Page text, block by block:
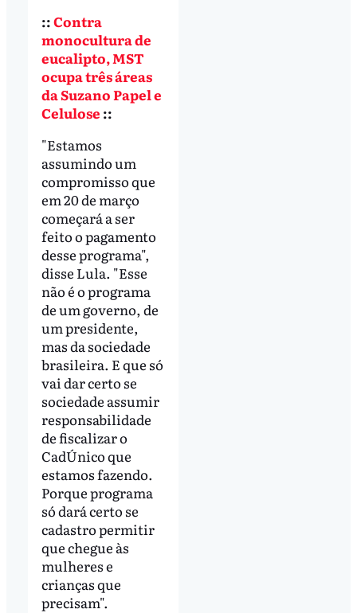
::Contra
monocultura de
eucalipto, MST
ocupa três áreas
da Suzano Papel e
Celulose ::
"Estamos
assumindo um
compromisso que
em 20 de março
começará a ser
feito o pagamento
desse programa",
disse Lula. "Esse
não é o programa
de um governo, de
um presidente,
mas da sociedade
brasileira. E que só
vai dar certo se
sociedade assumir
responsabilidade
de fiscalizar o
CadÚnico que
estamos fazendo.
Porque programa
só dará certo se
cadastro permitir
que chegue às
mulheres e
crianças que
precisam".